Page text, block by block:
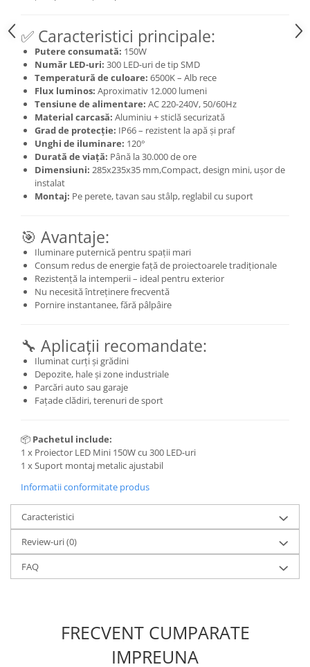
Scule / utile / sonerii/ rulete
Adezivi si benzi adezive
Chei , clesti , patenti
Cose / Coliere plastic
Pistoale de lipit si accesorii
Scule si unelte de
taiat,accesorii pentru gaurit si
insurubat
Sonerii
Trepied
Lanterne
Accesorii camping
Conetica si conexiuni
Masina de facut gheata
Promotii
✅ Caracteristici principale:
Putere consumată: 150W
Număr LED-uri: 300 LED-uri de tip SMD
Temperatură de culoare: 6500K – Alb rece
Flux luminos: Aproximativ 12.000 lumeni
Tensiune de alimentare: AC 220-240V, 50/60Hz
Material carcasă: Aluminiu + sticlă securizată
Grad de protecție: IP66 – rezistent la apă și praf
Unghi de iluminare: 120°
Durată de viață: Până la 30.000 de ore
Dimensiuni: 285x235x35 mm,Compact, design mini, ușor de
instalat
Montaj: Pe perete, tavan sau stâlp, reglabil cu suport
🎯 Avantaje:
Iluminare puternică pentru spații mari
Consum redus de energie față de proiectoarele tradiționale
Rezistență la intemperii – ideal pentru exterior
Nu necesită întreținere frecventă
Pornire instantanee, fără pâlpâire
🔧 Aplicații recomandate:
Iluminat curți și grădini
Depozite, hale și zone industriale
Parcări auto sau garaje
Fațade clădiri, terenuri de sport
📦 Pachetul include:
1 x Proiector LED Mini 150W cu 300 LED-uri
1 x Suport montaj metalic ajustabil
Informatii conformitate produs
Caracteristici
Review-uri(0)
FAQ
FRECVENT CUMPARATE
IMPREUNA